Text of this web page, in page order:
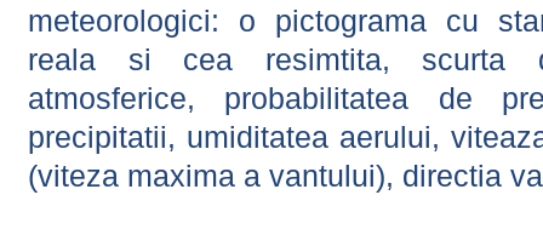
meteorologici: o pictograma cu
reala si cea resimtita, scurta
atmosferice, probabilitatea de
precipitatii, umiditatea aerului,
(viteza maxima a vantului), directia